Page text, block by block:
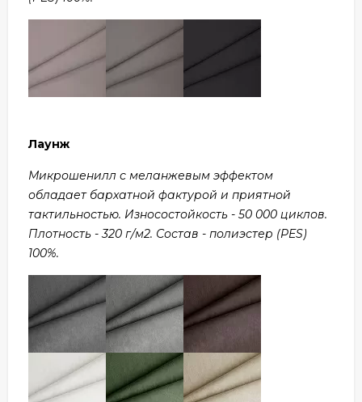
Лаунж
Микрошенилл с меланжевым эффектом
обладает бархатной фактурой и приятной
тактильностью. Износостойкость - 50 000 циклов.
Плотность - 320 г/м2. Состав - полиэстер (PES)
100%.